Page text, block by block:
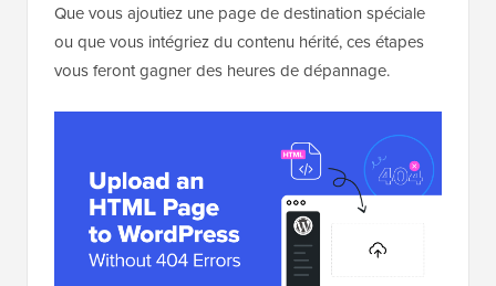
Que vous ajoutiez une page de destination spéciale
ou que vous intégriez du contenu hérité, ces étapes
vous feront gagner des heures de dépannage.